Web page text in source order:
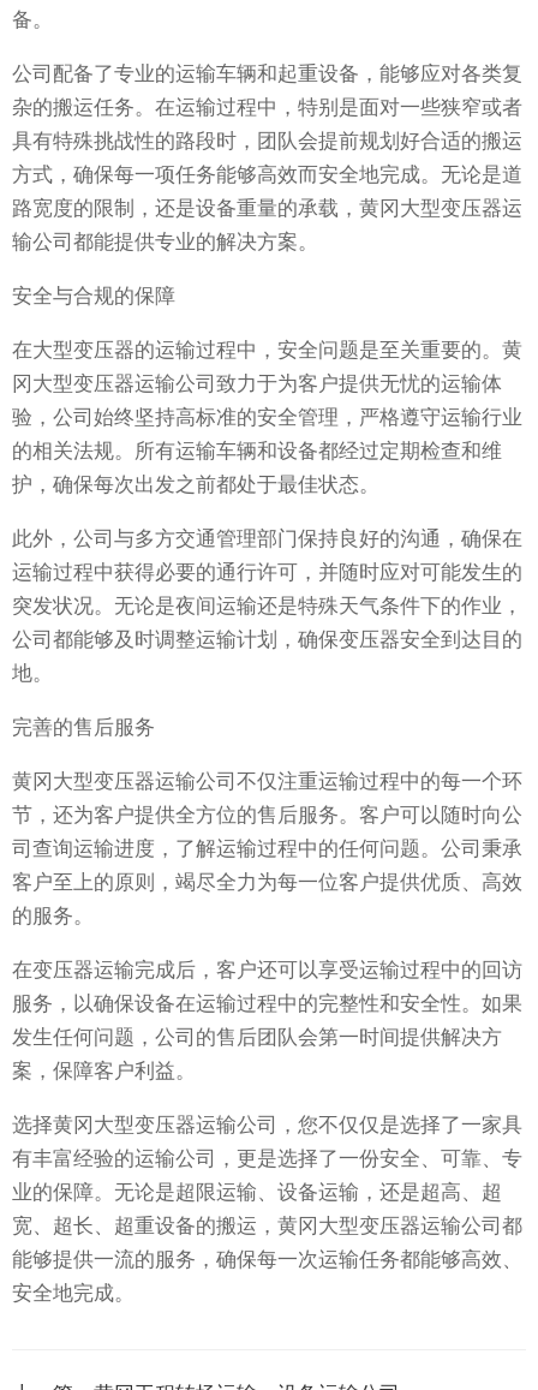
备。
公司配备了专业的运输车辆和起重设备，能够应对各类复
杂的搬运任务。在运输过程中，特别是面对一些狭窄或者
具有特殊挑战性的路段时，团队会提前规划好合适的搬运
方式，确保每一项任务能够高效而安全地完成。无论是道
路宽度的限制，还是设备重量的承载，黄冈大型变压器运
输公司都能提供专业的解决方案。
安全与合规的保障
在大型变压器的运输过程中，安全问题是至关重要的。黄
冈大型变压器运输公司致力于为客户提供无忧的运输体
验，公司始终坚持高标准的安全管理，严格遵守运输行业
的相关法规。所有运输车辆和设备都经过定期检查和维
护，确保每次出发之前都处于最佳状态。
此外，公司与多方交通管理部门保持良好的沟通，确保在
运输过程中获得必要的通行许可，并随时应对可能发生的
突发状况。无论是夜间运输还是特殊天气条件下的作业，
公司都能够及时调整运输计划，确保变压器安全到达目的
地。
完善的售后服务
黄冈大型变压器运输公司不仅注重运输过程中的每一个环
节，还为客户提供全方位的售后服务。客户可以随时向公
司查询运输进度，了解运输过程中的任何问题。公司秉承
客户至上的原则，竭尽全力为每一位客户提供优质、高效
的服务。
在变压器运输完成后，客户还可以享受运输过程中的回访
服务，以确保设备在运输过程中的完整性和安全性。如果
发生任何问题，公司的售后团队会第一时间提供解决方
案，保障客户利益。
选择黄冈大型变压器运输公司，您不仅仅是选择了一家具
有丰富经验的运输公司，更是选择了一份安全、可靠、专
业的保障。无论是超限运输、设备运输，还是超高、超
宽、超长、超重设备的搬运，黄冈大型变压器运输公司都
能够提供一流的服务，确保每一次运输任务都能够高效、
安全地完成。